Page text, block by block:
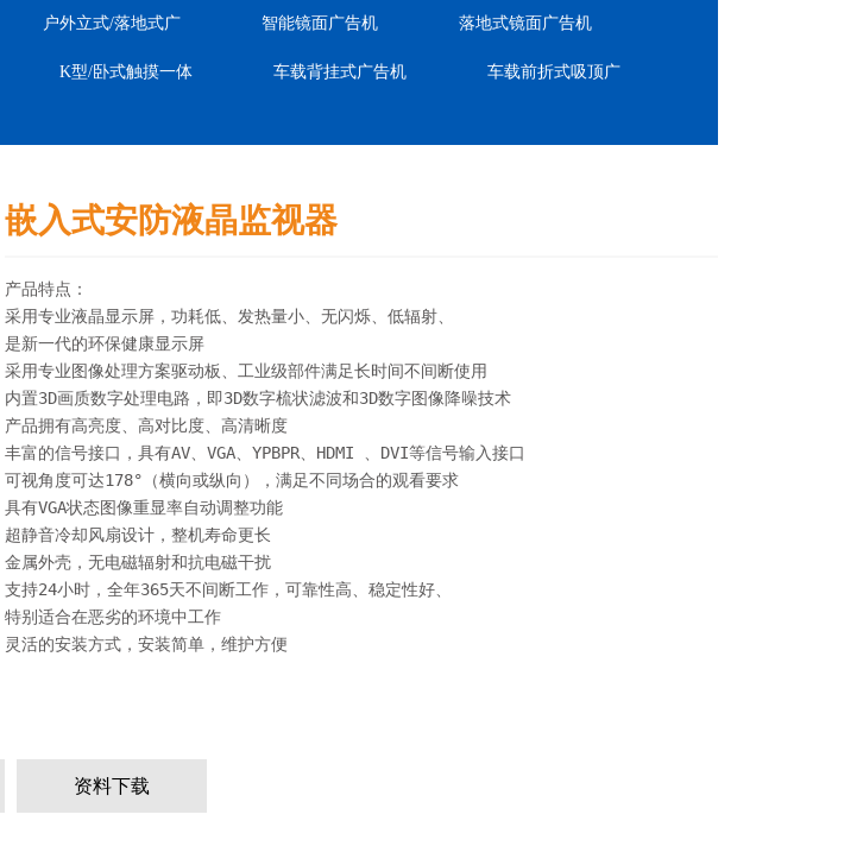
户外立式/落地式广 智能镜面广告机 落地式镜面广告机
K型/卧式触摸一体 车载背挂式广告机 车载前折式吸顶广
嵌入式安防液晶监视器
产品特点：
采用专业液晶显示屏，功耗低、发热量小、无闪烁、低辐射、
是新一代的环保健康显示屏
采用专业图像处理方案驱动板、工业级部件满足长时间不间断使用
内置3D画质数字处理电路，即3D数字梳状滤波和3D数字图像降噪技术
产品拥有高亮度、高对比度、高清晰度
丰富的信号接口，具有AV、VGA、YPBPR、HDMI 、DVI等信号输入接口
可视角度可达178°（横向或纵向），满足不同场合的观看要求
具有VGA状态图像重显率自动调整功能
超静音冷却风扇设计，整机寿命更长
金属外壳，无电磁辐射和抗电磁干扰
支持24小时，全年365天不间断工作，可靠性高、稳定性好、
特别适合在恶劣的环境中工作
资料下载